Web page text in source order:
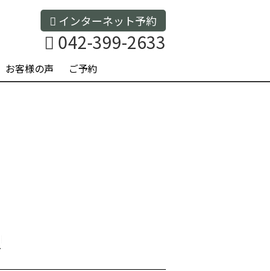
インターネット予約
042-399-2633
お客様の声 ご予約